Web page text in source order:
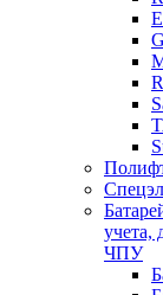
учета,
ЧПУ